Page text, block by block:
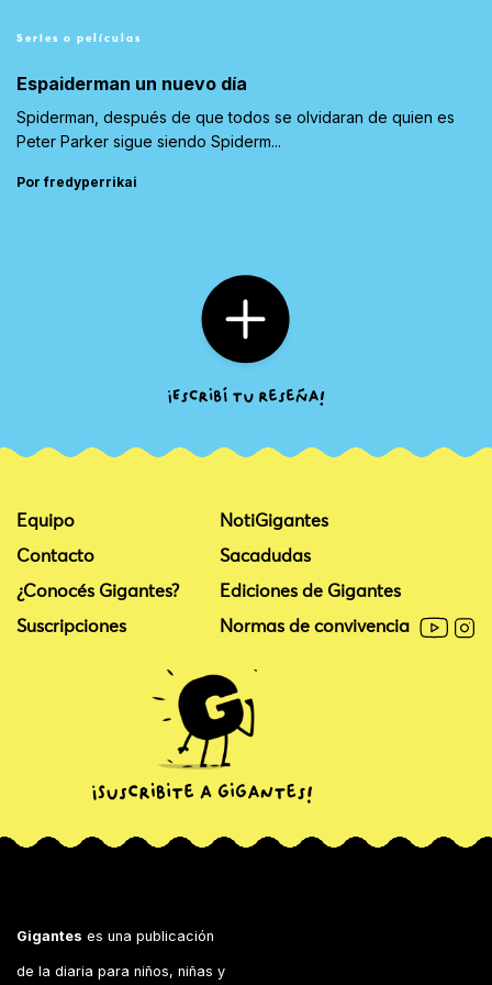
Series o películas
Espaiderman un nuevo día
Spiderman, después de que todos se olvidaran de quien es
Peter Parker sigue siendo Spiderm...
Por fredyperrikai
Equipo
Contacto
¿Conocés Gigantes?
Suscripciones
NotiGigantes
Sacadudas
Ediciones de Gigantes
Normas de convivencia
Gigantes es una publicación
de la diaria para niños, niñas y